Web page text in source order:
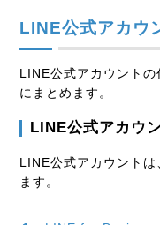
LINE公式アカウ
LINE公式アカウント
にまとめます。
LINE公式アカウ
LINE公式アカウント
ます。